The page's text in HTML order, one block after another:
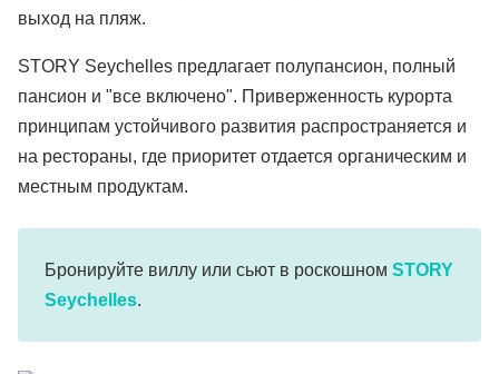
выход на пляж.
STORY Seychelles предлагает полупансион, полный
пансион и "все включено". Приверженность курорта
принципам устойчивого развития распространяется и
на рестораны, где приоритет отдается органическим и
местным продуктам.
Бронируйте виллу или сьют в роскошном STORY
Seychelles.